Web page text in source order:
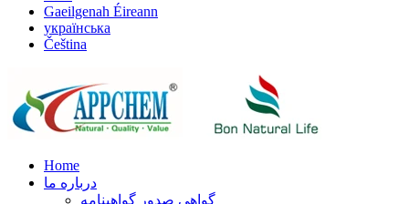
Gaeilgenah Éireann
українська
Čeština
Home
درباره ما
گواهی صدور گواهینامه